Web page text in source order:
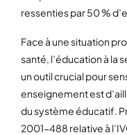
ressenties par 50 %
Face à une situation
santé, l’éducation à la
un outil crucial pour
enseignement est
du système éducatif.
2001-488 relative à